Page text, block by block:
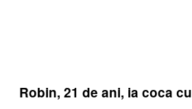
Robin, 21 de ani, ia coca